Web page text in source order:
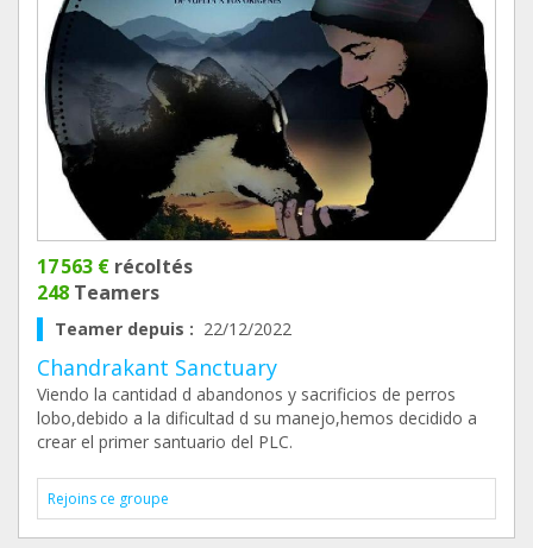
17 563 € récoltés
248 Teamers
Teamer depuis : 22/12/2022
Chandrakant Sanctuary
Viendo la cantidad d abandonos y sacrificios de perros
lobo,debido a la dificultad d su manejo,hemos decidido a
crear el primer santuario del PLC.
Rejoins ce groupe